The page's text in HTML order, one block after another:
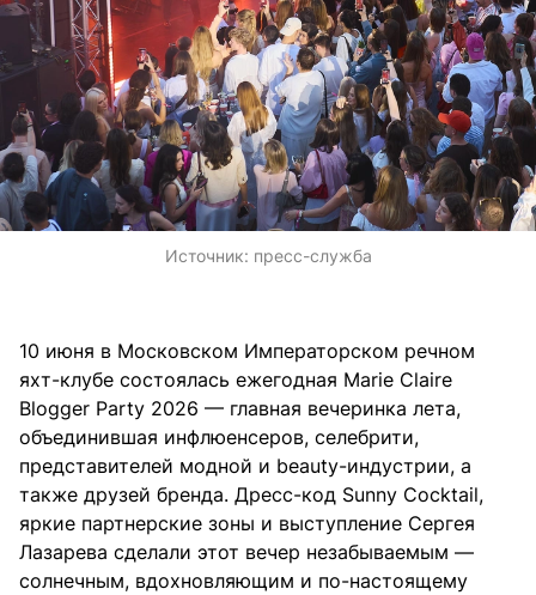
Источник: пресс-служба
10 июня в Московском Императорском речном
яхт-клубе состоялась ежегодная Marie Claire
Blogger Party 2026 — главная вечеринка лета,
объединившая инфлюенсеров, селебрити,
представителей модной и beauty-индустрии, а
также друзей бренда. Дресс-код Sunny Cocktail,
яркие партнерские зоны и выступление Сергея
Лазарева сделали этот вечер незабываемым —
солнечным, вдохновляющим и по-настоящему